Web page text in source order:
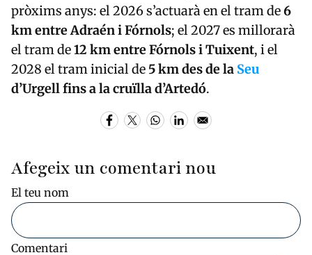
pròxims anys: el 2026 s’actuarà en el tram de6
km entre Adraén i Fórnols; el 2027 es millorarà
el tram de12 km entre Fórnols i Tuixent, i el
2028 el tram inicial de 5 km des de la Seu
d’Urgell fins a la cruïlla d’Artedó.
Afegeix un comentari nou
El teu nom
Comentari